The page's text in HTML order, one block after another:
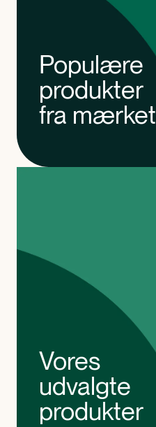
Populære
produkter
fra mærket
Vores
udvalgte
produkter